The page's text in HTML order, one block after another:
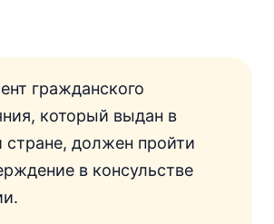
гражданского
который выдан в
стране, должен пройти
в консульстве